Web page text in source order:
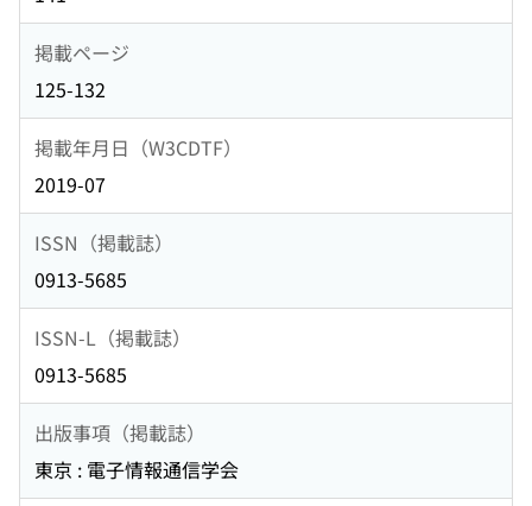
掲載ページ
125-132
掲載年月日（W3CDTF）
2019-07
ISSN（掲載誌）
0913-5685
ISSN-L（掲載誌）
0913-5685
出版事項（掲載誌）
東京 : 電子情報通信学会